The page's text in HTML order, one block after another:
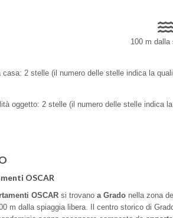
100 m dalla
casa: 2 stelle (il numero delle stelle indica la
oggetto: 2 stelle (il numero delle stelle indica
OSCAR
OSCAR si trovano a Grado nella zona
m dalla spiaggia libera. Il centro storico di